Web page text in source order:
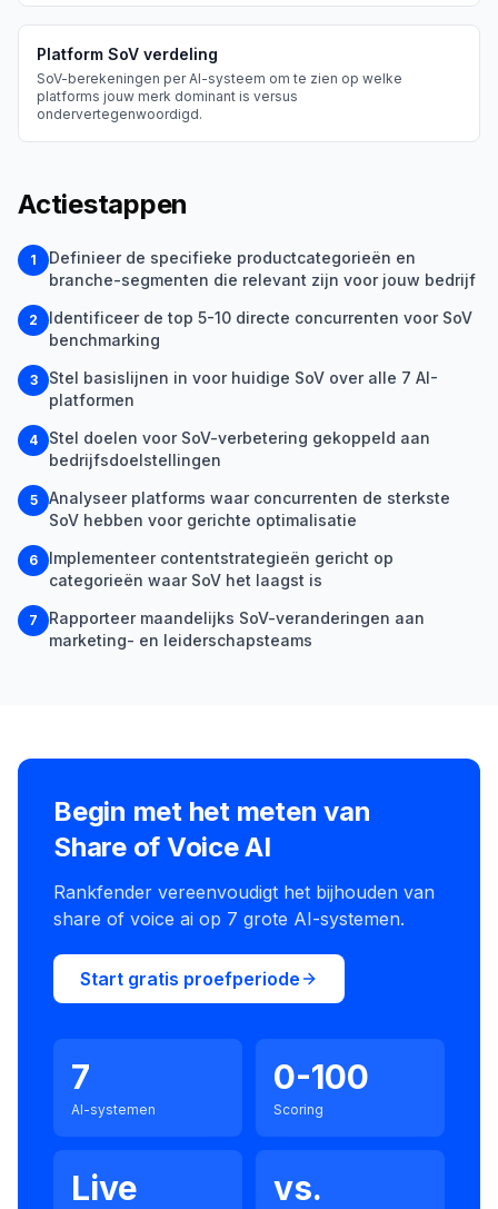
Platform SoV verdeling
SoV-berekeningen per AI-systeem om te zien op welke
platforms jouw merk dominant is versus
ondervertegenwoordigd.
Actiestappen
1
Definieer de specifieke productcategorieën en
branche-segmenten die relevant zijn voor jouw bedrijf
2
Identificeer de top 5-10 directe concurrenten voor SoV
benchmarking
3
Stel basislijnen in voor huidige SoV over alle 7 AI-
platformen
4
Stel doelen voor SoV-verbetering gekoppeld aan
bedrijfsdoelstellingen
5
Analyseer platforms waar concurrenten de sterkste
SoV hebben voor gerichte optimalisatie
6
Implementeer contentstrategieën gericht op
categorieën waar SoV het laagst is
7
Rapporteer maandelijks SoV-veranderingen aan
marketing- en leiderschapsteams
Begin met het meten van
Share of Voice AI
Rankfender vereenvoudigt het bijhouden van
share of voice ai op 7 grote AI-systemen.
Start gratis proefperiode
7
AI-systemen
0-100
Scoring
Live vs.